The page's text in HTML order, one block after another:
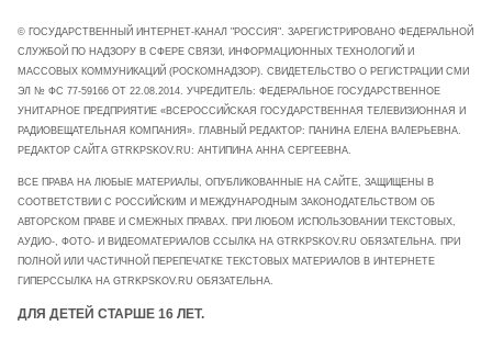
© ГОСУДАРСТВЕННЫЙ ИНТЕРНЕТ-КАНАЛ "РОССИЯ". ЗАРЕГИСТРИРОВАНО ФЕДЕРАЛЬНОЙ
СЛУЖБОЙ ПО НАДЗОРУ В СФЕРЕ СВЯЗИ, ИНФОРМАЦИОННЫХ ТЕХНОЛОГИЙ И
МАССОВЫХ КОММУНИКАЦИЙ (РОСКОМНАДЗОР). СВИДЕТЕЛЬСТВО О РЕГИСТРАЦИИ СМИ
ЭЛ № ФС 77-59166 ОТ 22.08.2014. УЧРЕДИТЕЛЬ: ФЕДЕРАЛЬНОЕ ГОСУДАРСТВЕННОЕ
УНИТАРНОЕ ПРЕДПРИЯТИЕ «ВСЕРОССИЙСКАЯ ГОСУДАРСТВЕННАЯ ТЕЛЕВИЗИОННАЯ И
РАДИОВЕЩАТЕЛЬНАЯ КОМПАНИЯ». ГЛАВНЫЙ РЕДАКТОР: ПАНИНА ЕЛЕНА ВАЛЕРЬЕВНА.
РЕДАКТОР САЙТА GTRKPSKOV.RU: АНТИПИНА АННА СЕРГЕЕВНА.
ВСЕ ПРАВА НА ЛЮБЫЕ МАТЕРИАЛЫ, ОПУБЛИКОВАННЫЕ НА САЙТЕ, ЗАЩИЩЕНЫ В
СООТВЕТСТВИИ С РОССИЙСКИМ И МЕЖДУНАРОДНЫМ ЗАКОНОДАТЕЛЬСТВОМ ОБ
АВТОРСКОМ ПРАВЕ И СМЕЖНЫХ ПРАВАХ. ПРИ ЛЮБОМ ИСПОЛЬЗОВАНИИ ТЕКСТОВЫХ,
АУДИО-, ФОТО- И ВИДЕОМАТЕРИАЛОВ ССЫЛКА НА GTRKPSKOV.RU ОБЯЗАТЕЛЬНА. ПРИ
ПОЛНОЙ ИЛИ ЧАСТИЧНОЙ ПЕРЕПЕЧАТКЕ ТЕКСТОВЫХ МАТЕРИАЛОВ В ИНТЕРНЕТЕ
ГИПЕРССЫЛКА НА GTRKPSKOV.RU ОБЯЗАТЕЛЬНА.
ДЛЯ ДЕТЕЙ СТАРШЕ 16 ЛЕТ.